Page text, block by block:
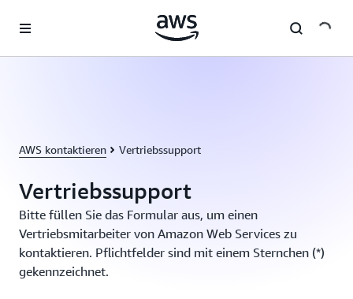
Überspringen zum Hauptinhalt
AWS kontaktieren Vertriebssupport
Vertriebssupport
Bitte füllen Sie das Formular aus, um einen
Vertriebsmitarbeiter von Amazon Web Services zu
kontaktieren. Pflichtfelder sind mit einem Sternchen (*)
gekennzeichnet.